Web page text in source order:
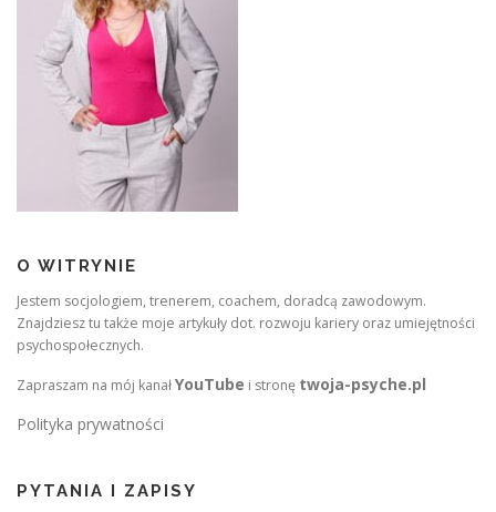
O WITRYNIE
Jestem socjologiem, trenerem, coachem, doradcą zawodowym.
Znajdziesz tu także moje artykuły dot. rozwoju kariery oraz umiejętności
psychospołecznych.
Zapraszam na mój kanałYouTube i stronę twoja-psyche.pl
Polityka prywatności
PYTANIA I ZAPISY